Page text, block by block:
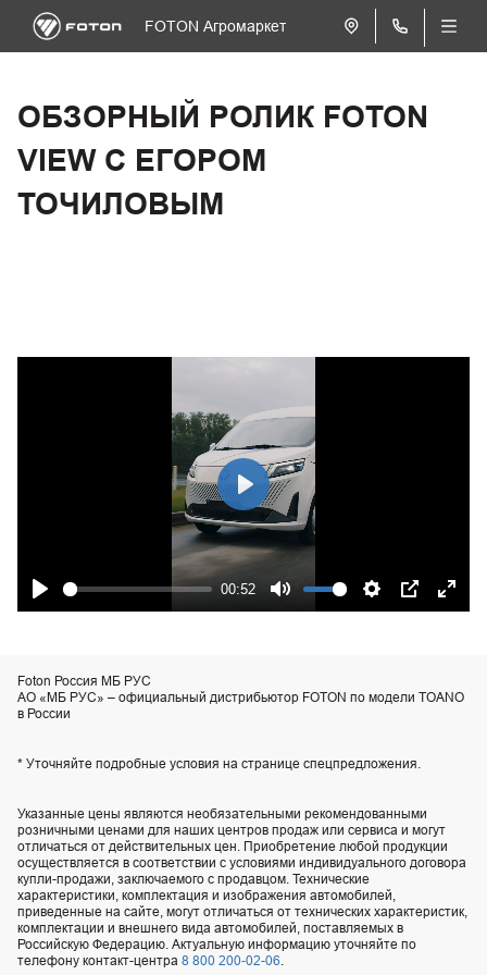
FOTON Агромаркет
ОБЗОРНЫЙ РОЛИК FOTON
VIEW С ЕГОРОМ
ТОЧИЛОВЫМ
Play
00:52
Mute Settings
PIP Enter
Play
Foton Россия МБ РУС
АО «МБ РУС» – официальный дистрибьютор FOTON по модели TOANO
в России
* Уточняйте подробные условия на странице спецпредложения.
Указанные цены являются необязательными рекомендованными
розничными ценами для наших центров продаж или сервиса и могут
отличаться от действительных цен. Приобретение любой продукции
осуществляется в соответствии с условиями индивидуального договора
купли-продажи, заключаемого с продавцом. Технические
характеристики, комплектация и изображения автомобилей,
приведенные на сайте, могут отличаться от технических характеристик,
комплектации и внешнего вида автомобилей, поставляемых в
Российскую Федерацию. Актуальную информацию уточняйте по
телефону контакт-центра 8 800 200-02-06.